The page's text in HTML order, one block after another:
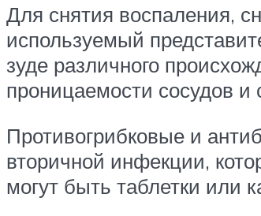
Для снятия воспаления,
используемый
зуде различного
проницаемости сосудов и
Противогрибковые и
вторичной инфекции,
могут быть таблетки или